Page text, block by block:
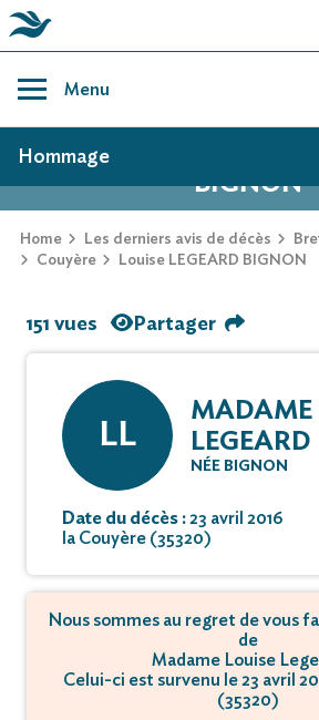
content
Menu
AVIS DE DÉCÈS DE
BIGNON
Home Les derniers avis de décès
Couyère
Louise LEGEARD BIGNON
Hommage
151 vues Partager
LL
MADAME
LEGEARD
NÉE BIGNON
Date du décès :23 avril 2016
la Couyère (35320)
Nous sommes au regret de vous
de
Madame Louise
Celui-ci est survenu le 23 avril
(35320)